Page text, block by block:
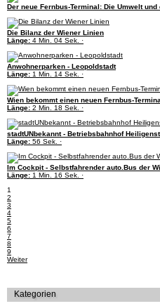
Der neue Fernbus-Terminal: Die Umwelt
Die Bilanz der Wiener Linien
Länge: 4 Min. 04 Sek. ·
Anwohnerparken - Leopoldstadt
Länge: 1 Min. 14 Sek. ·
Wien bekommt einen neuen Fernbus-
Länge: 2 Min. 18 Sek. ·
stadtUNbekannt - Betriebsbahnhof
Länge: 56 Sek. ·
Im Cockpit - Selbstfahrender auto.Bus der
Länge: 1 Min. 16 Sek. ·
1
2
3
4
5
6
7
8
9
Weiter
Kategorien